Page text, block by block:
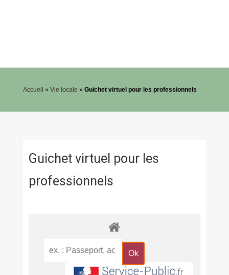
Accueil » Vie locale » Guichet virtuel pour les professionnels
Guichet virtuel pour les
professionnels